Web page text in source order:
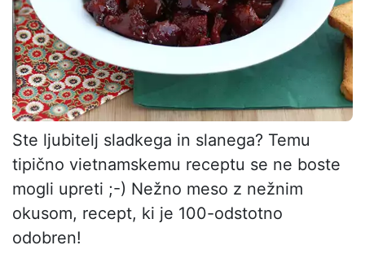
Ste ljubitelj sladkega in slanega? Temu
tipično vietnamskemu receptu se ne boste
mogli upreti ;-) Nežno meso z nežnim
okusom, recept, ki je 100-odstotno
odobren!